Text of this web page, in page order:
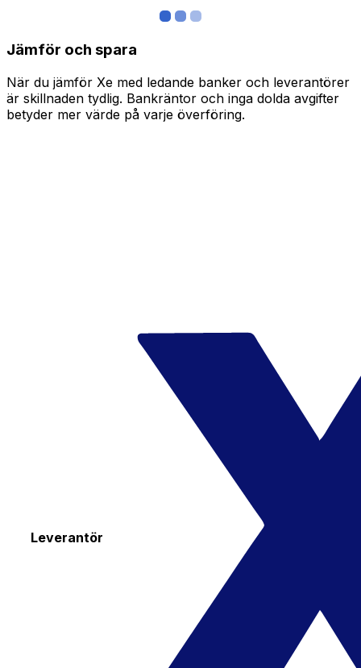
Jämför och spara
När du jämför Xe med ledande banker och leverantörer
är skillnaden tydlig. Bankräntor och inga dolda avgifter
betyder mer värde på varje överföring.
Leverantör